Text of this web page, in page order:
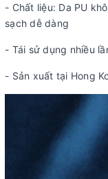
- Chất liệu: Da PU
sạch dễ dàng
- Tái sử dụng nhiều
- Sản xuất tại Hong